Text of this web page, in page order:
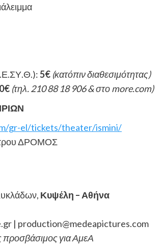
5€ (κατόπιν διαθεσιμότητας)
(τηλ. 210 88 18 906 & στο more.com)
gr-el/tickets/theater/ismini/
ΔΡΟΜΟΣ
Κυψέλη – Αθήνα
| production@medeapictures.com
για ΑμεΑ